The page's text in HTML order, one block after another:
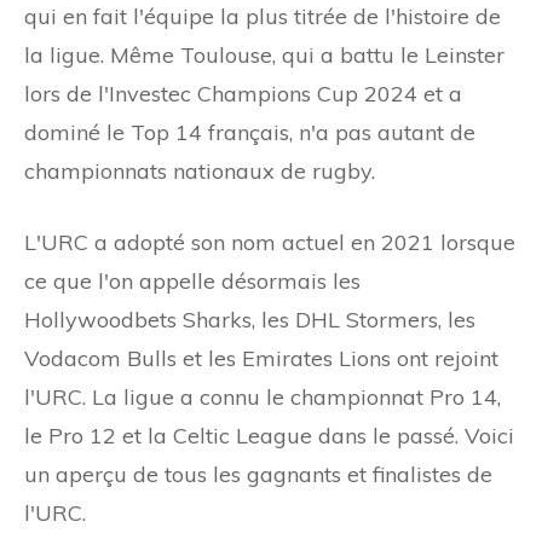
qui en fait l'équipe la plus titrée de l'histoire de
la ligue. Même Toulouse, qui a battu le Leinster
lors de l'Investec Champions Cup 2024 et a
dominé le Top 14 français, n'a pas autant de
championnats nationaux de rugby.
L'URC a adopté son nom actuel en 2021 lorsque
ce que l'on appelle désormais les
Hollywoodbets Sharks, les DHL Stormers, les
Vodacom Bulls et les Emirates Lions ont rejoint
l'URC. La ligue a connu le championnat Pro 14,
le Pro 12 et la Celtic League dans le passé. Voici
un aperçu de tous les gagnants et finalistes de
l'URC.